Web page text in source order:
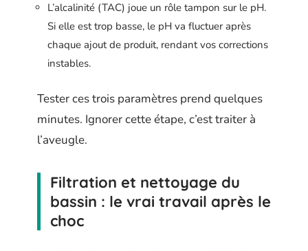
L’alcalinité (TAC) joue un rôle tampon sur le pH.
Si elle est trop basse, le pH va fluctuer après
chaque ajout de produit, rendant vos corrections
instables.
Tester ces trois paramètres prend quelques
minutes. Ignorer cette étape, c’est traiter à
l’aveugle.
Filtration et nettoyage du
bassin : le vrai travail après le
choc